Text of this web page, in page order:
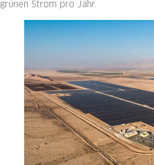
grünen Strom pro Jahr.